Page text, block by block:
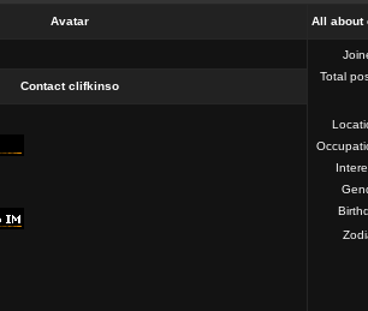
Avatar All about
Total
Contact clifkinso